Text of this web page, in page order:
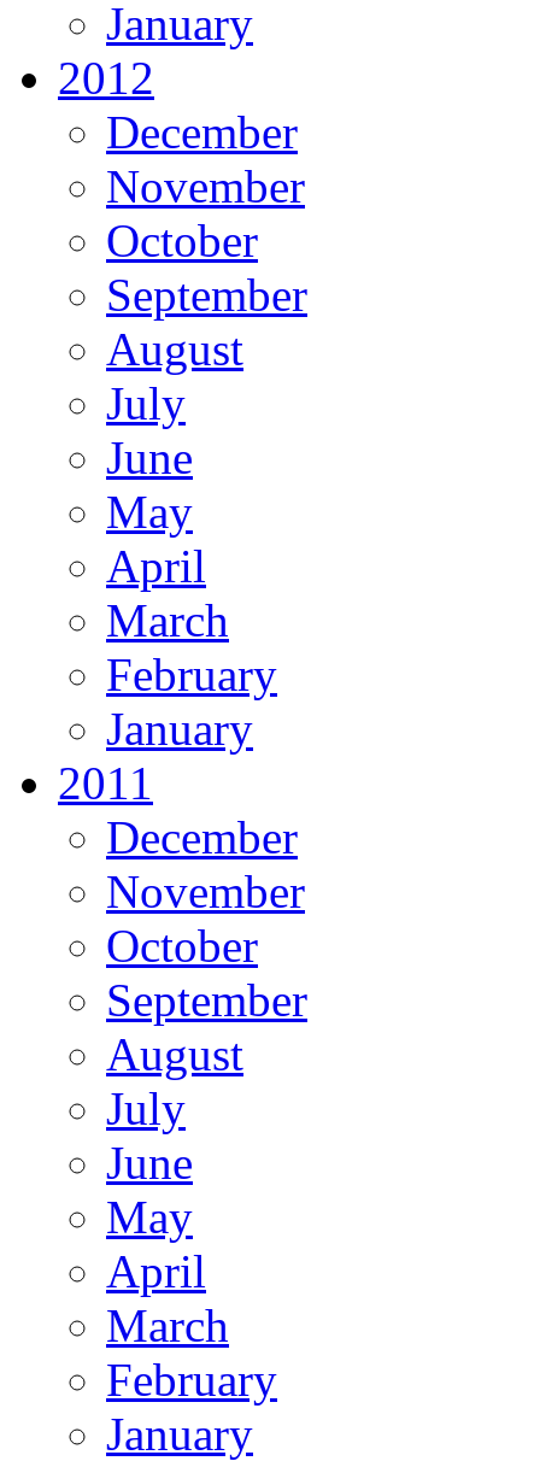
January
2012
December
November
October
September
August
July
June
May
April
March
February
January
2011
December
November
October
September
August
July
June
May
April
March
February
January